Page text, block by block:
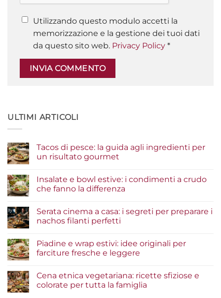
Utilizzando questo modulo accetti la
memorizzazione e la gestione dei tuoi dati
da questo sito web. Privacy Policy *
ULTIMI ARTICOLI
Tacos di pesce: la guida agli ingredienti per
un risultato gourmet
su
Tacos
di
guida
agli
ingredienti
risultato
gourmet
Insalate e bowl estive: i condimenti a crudo
che fanno la differenza
su
Insalate
e
condimenti
a
fanno
la
differenza
Serata cinema a casa: i segreti per preparare i
nachos filanti perfetti
su
Serata
cinema
i
segreti
per
Piadine e wrap estivi: idee originali per
farciture fresche e leggere
su
Piadine
e
Cena etnica vegetariana: ricette sfiziose e
colorate per tutta la famiglia